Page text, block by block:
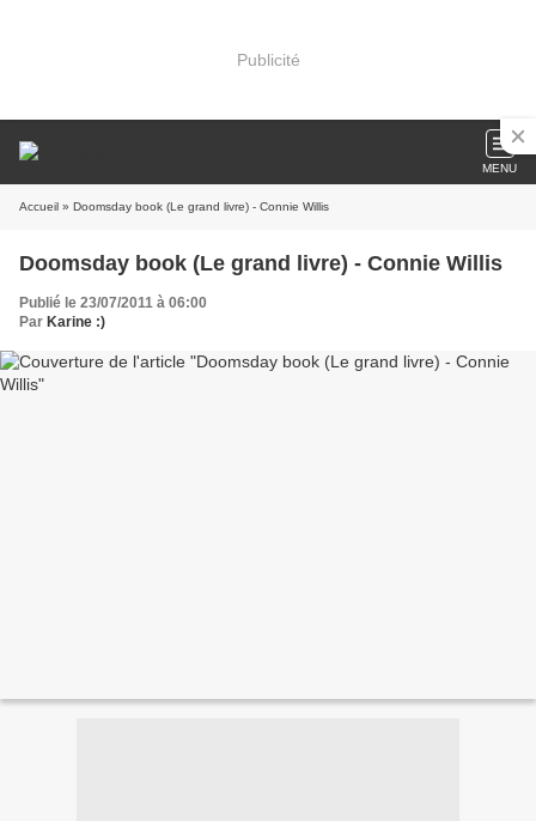
Publicité
MENU
Accueil » Doomsday book (Le grand livre) - Connie Willis
Doomsday book (Le grand livre) - Connie Willis
Publié le 23/07/2011 à 06:00
Par Karine :)